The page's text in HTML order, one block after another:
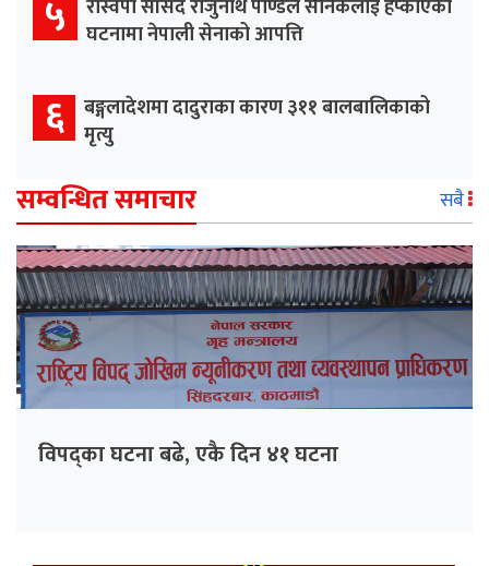
५
रास्वपा सांसद राजुनाथ पाण्डेले सैनिकलाई हप्काएको
घटनामा नेपाली सेनाको आपत्ति
६ बङ्गलादेशमा दादुराका कारण ३११ बालबालिकाको
मृत्यु
सम्वन्धित समाचार सबै
विपद्का घटना बढे, एकै दिन ४१ घटना